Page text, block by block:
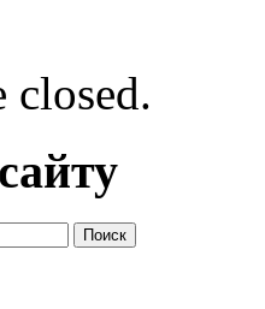
closed.